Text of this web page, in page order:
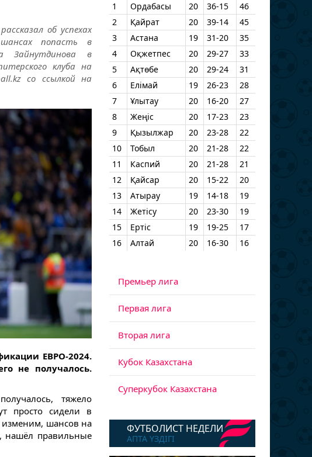
об успехах
попасть в
Зайнутдинова в
клуба на
со ссылкой на
ЕВРО-2024.
не получалось.
тяжело
просто сидели в
изменим, шансов на
нашёл правильные
1
Ордабасы 20 36-15
46
2
Қайрат 20 39-14
45
3
Астана 19 31-20
35
4
Оқжетпес 20 29-27
33
5
Ақтөбе 20 29-24
31
6
Елімай 19 26-23
28
7
Ұлытау 20 16-20
27
8
Жеңіс 20 17-23
23
9
Қызылжар 20 23-28
22
10
Тобыл 20 21-28
22
11
Каспий 20 21-28
21
12
Қайсар 20 15-22
20
13
Атырау 19 14-18
19
14
Жетісу 20 23-30
19
15
Ертіс 19 19-25
17
16
Алтай 20 16-30 16
Премьер лига
Первая лига
Вторая лига
Кубок Казахстана
Суперкубок Казахстана
ФУТБОЛИСТ НЕДЕЛИ
АПТА ҮЗДІГІ